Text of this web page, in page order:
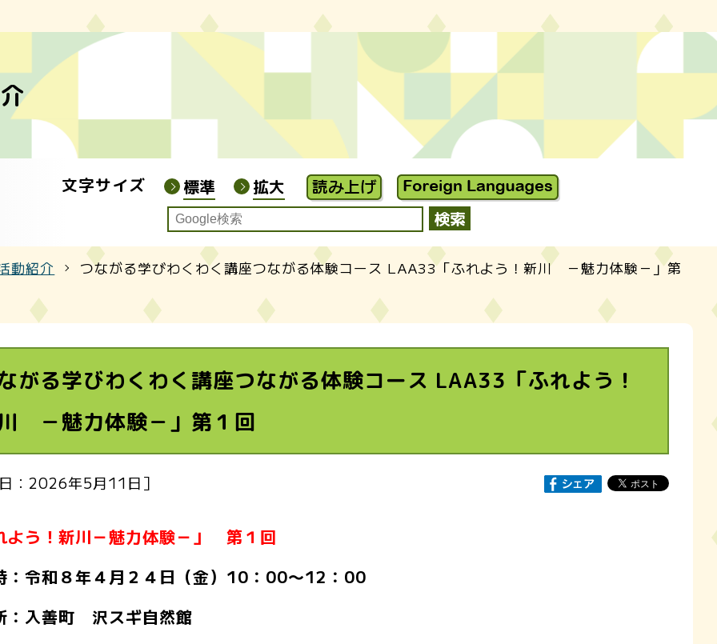
主催講座
連携講座
イン自宅受講希望申請 入力フォーム
イン自宅受講希望申請 入力フォーム
わくシアター 申込み
カレッジわくわくシアター【新川】
新川地区センターだより「みどり
・ 休所日
文字サイズ 標準 拡大
動紹介 つながる学びわくわく講座つながる体験コース LAA33「ふれよう！新川 －魅力体験－」第
がる学びわくわく講座つながる体験コース LAA33「ふれよう！
－魅力体験－」第１回
：2026年5月11日］
よう！新川－魅力体験－」 第１回
令和８年４月２４日（金）10：00〜12：00
入善町 沢スギ自然館